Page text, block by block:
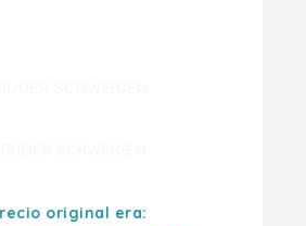
original era: